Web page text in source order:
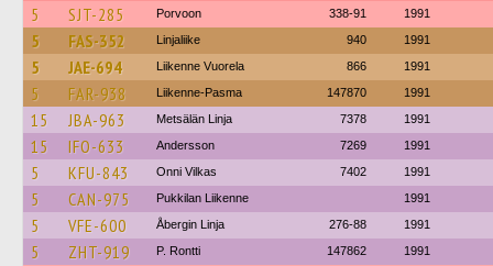
5 SJT-285 Porvoon 338-91 1991
5 FAS-352 Linjaliike 940 1991
5 JAE-694 Liikenne Vuorela 866 1991
5 FAR-938 Liikenne-Pasma 147870 1991
15 JBA-963 Metsälän Linja 7378 1991
15 IFO-633 Andersson 7269 1991
5 KFU-843 Onni Vilkas 7402 1991
5 CAN-975 Pukkilan Liikenne 1991
5 VFE-600 Åbergin Linja 276-88 1991
5 ZHT-919 P. Rontti 147862 1991